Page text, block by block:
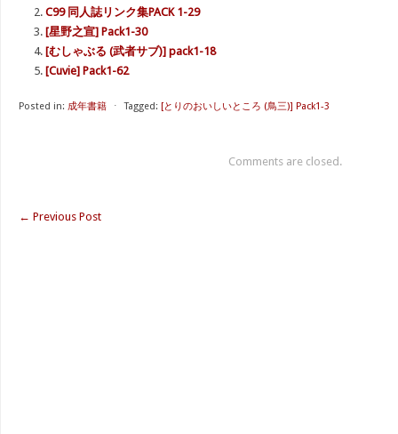
C99 同人誌リンク集PACK 1-29
[星野之宣] Pack1-30
[むしゃぶる (武者サブ)] pack1-18
[Cuvie] Pack1-62
Posted in: 成年書籍 ⋅ Tagged: [とりのおいしいところ (鳥三)] Pack1-3
Comments are closed.
← Previous Post